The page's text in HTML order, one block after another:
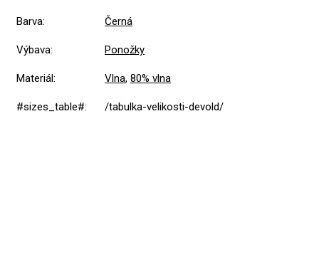
Barva: Černá
Výbava: Ponožky
Materiál: Vlna, 80% vlna
#sizes_table#: /tabulka-velikosti-devold/